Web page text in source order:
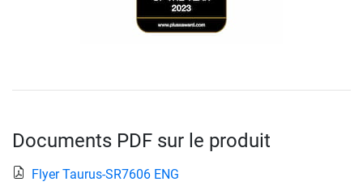
Documents PDF sur le produit
Flyer Taurus-SR7606 ENG